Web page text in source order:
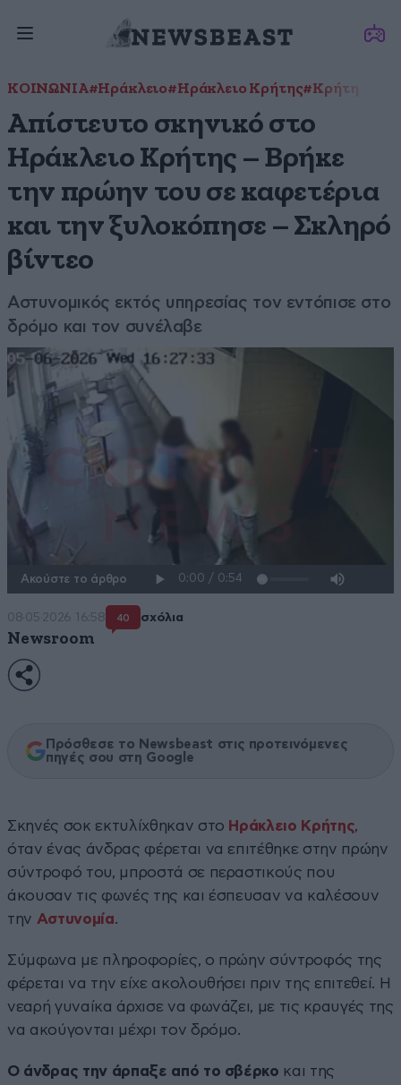
ΚΟΙΝΩΝΙΑ#Ηράκλειο#Ηράκλειο Κρήτης#Κρήτη
Απίστευτο σκηνικό στο
Ηράκλειο Κρήτης – Βρήκε
την πρώην του σε καφετέρια
και την ξυλοκόπησε – Σκληρό
βίντεο
Αστυνομικός εκτός υπηρεσίας τον εντόπισε στο
δρόμο και τον συνέλαβε
Ακούστε το άρθρο
08·05·2026 16:58 40 σχόλια
Newsroom
Πρόσθεσε το Newsbeast στις προτεινόμενες
πηγές σου στη Google
Σκηνές σοκ εκτυλίχθηκαν στο Ηράκλειο Κρήτης,
όταν ένας άνδρας φέρεται να επιτέθηκε στην πρώην
σύντροφό του, μπροστά σε περαστικούς που
άκουσαν τις φωνές της και έσπευσαν να καλέσουν
την Αστυνομία.
Σύμφωνα με πληροφορίες, ο πρώην σύντροφός της
φέρεται να την είχε ακολουθήσει πριν της επιτεθεί. Η
νεαρή γυναίκα άρχισε να φωνάζει, με τις κραυγές της
να ακούγονται μέχρι τον δρόμο.
Ο άνδρας την άρπαξε από το σβέρκο και της